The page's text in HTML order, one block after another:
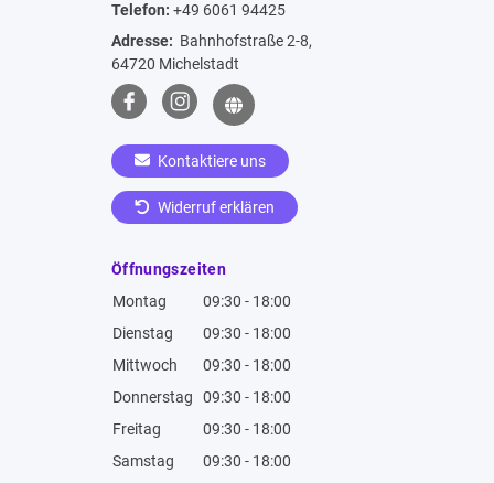
Telefon: +49 6061 94425
Adresse: Bahnhofstraße 2-8,
64720 Michelstadt
Kontaktiere uns
Widerruf erklären
Öffnungszeiten
Montag
09:30 - 18:00
Dienstag
09:30 - 18:00
Mittwoch
09:30 - 18:00
Donnerstag
09:30 - 18:00
Freitag
09:30 - 18:00
Samstag
09:30 - 18:00